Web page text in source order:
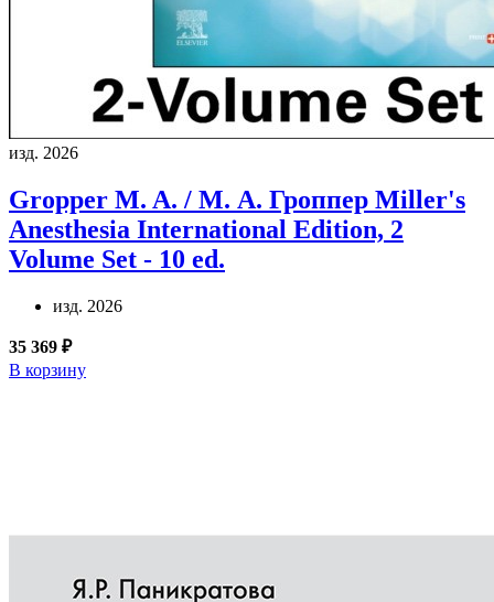
изд. 2026
Gropper M. A. / М. А. Гроппер Miller's
Anesthesia International Edition, 2
Volume Set - 10 ed.
изд. 2026
35 369 ₽
В корзину